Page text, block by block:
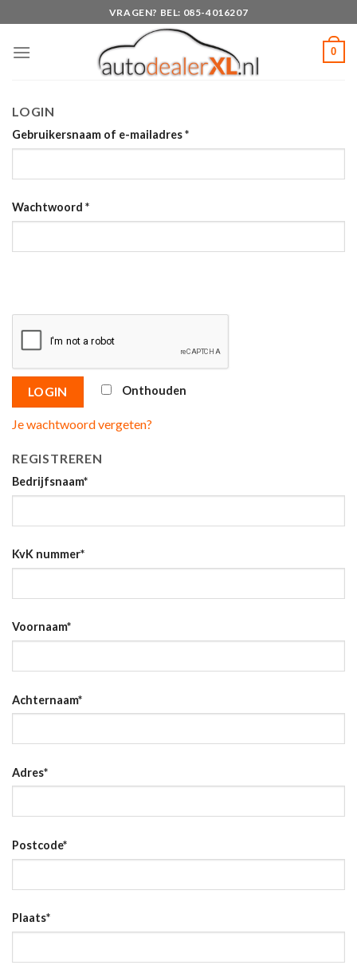
to
content
VRAGEN? BEL: 085-4016207
0
LOGIN
Gebruikersnaam of e-mailadres*
Wachtwoord *
LOGIN Onthouden
Je wachtwoord vergeten?
REGISTREREN
Bedrijfsnaam*
KvK nummer*
Voornaam*
Achternaam*
Adres*
Postcode*
Plaats*